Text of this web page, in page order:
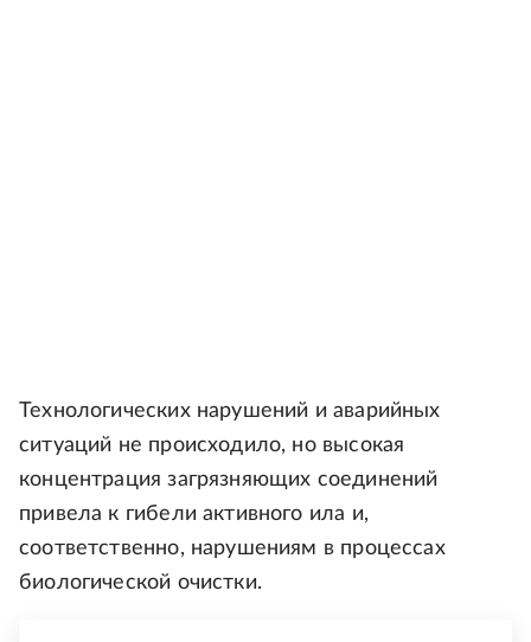
Технологических нарушений и аварийных
ситуаций не происходило, но высокая
концентрация загрязняющих соединений
привела к гибели активного ила и,
соответственно, нарушениям в процессах
биологической очистки.